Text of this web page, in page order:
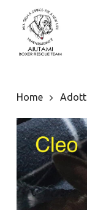
content
Home